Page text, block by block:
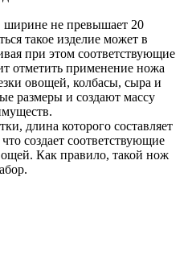
ширине не превышает 20
такое изделие может в
при этом соответствующие
отметить применение ножа
овощей, колбасы, сыра и
размеры и создают массу
длина которого составляет
создает соответствующие
Как правило, такой нож